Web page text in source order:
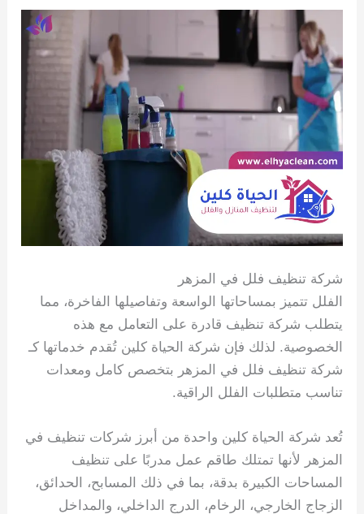
شركة تنظيف فلل في المزهر
الفلل تتميز بمساحاتها الواسعة وتفاصيلها الفاخرة، مما
يتطلب شركة تنظيف قادرة على التعامل مع هذه
الخصوصية. لذلك فإن شركة الحياة كلين تُقدم خدماتها كـ
شركة تنظيف فلل في المزهر بتخصص كامل ومعدات
تناسب متطلبات الفلل الراقية.
تُعد شركة الحياة كلين واحدة من أبرز شركات تنظيف في
المزهر لأنها تمتلك طاقم عمل مدربًا على تنظيف
المساحات الكبيرة بدقة، بما في ذلك المسابح، الحدائق،
الزجاج الخارجي، الرخام، الدرج الداخلي، والمداخل